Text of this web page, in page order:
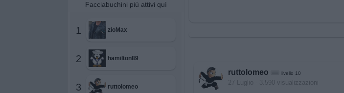
Facciabuchini più attivi quì
1 zioMax
2 hamilton89
3 ruttolomeo
ruttolomeo livello 10
27 Luglio - 3.590 visualizzazioni